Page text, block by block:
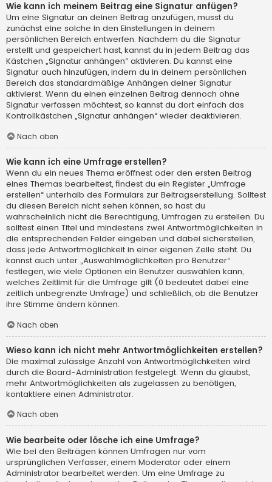
Wie kann ich meinem Beitrag eine Signatur anfügen?
Um eine Signatur an deinen Beitrag anzufügen, musst du
zunächst eine solche in den Einstellungen in deinem
persönlichen Bereich entwerfen. Nachdem du die Signatur
erstellt und gespeichert hast, kannst du in jedem Beitrag das
Kästchen „Signatur anhängen“ aktivieren. Du kannst eine
Signatur auch hinzufügen, indem du in deinem persönlichen
Bereich das standardmäßige Anhängen deiner Signatur
aktivierst. Wenn du einen einzelnen Beitrag dennoch ohne
Signatur verfassen möchtest, so kannst du dort einfach das
Kontrollkästchen „Signatur anhängen“ wieder deaktivieren.
Nach oben
Wie kann ich eine Umfrage erstellen?
Wenn du ein neues Thema eröffnest oder den ersten Beitrag
eines Themas bearbeitest, findest du ein Register „Umfrage
erstellen“ unterhalb des Formulars zur Beitragserstellung. Solltest
du diesen Bereich nicht sehen können, so hast du
wahrscheinlich nicht die Berechtigung, Umfragen zu erstellen. Du
solltest einen Titel und mindestens zwei Antwortmöglichkeiten in
die entsprechenden Felder eingeben und dabei sicherstellen,
dass jede Antwortmöglichkeit in einer eigenen Zeile steht. Du
kannst auch unter „Auswahlmöglichkeiten pro Benutzer“
festlegen, wie viele Optionen ein Benutzer auswählen kann,
welches Zeitlimit für die Umfrage gilt (0 bedeutet dabei eine
zeitlich unbegrenzte Umfrage) und schließlich, ob die Benutzer
ihre Stimme ändern können.
Nach oben
Wieso kann ich nicht mehr Antwortmöglichkeiten erstellen?
Die maximal zulässige Anzahl von Antwortmöglichkeiten wird
durch die Board-Administration festgelegt. Wenn du glaubst,
mehr Antwortmöglichkeiten als zugelassen zu benötigen,
kontaktiere einen Administrator.
Nach oben
Wie bearbeite oder lösche ich eine Umfrage?
Wie bei den Beiträgen können Umfragen nur vom
ursprünglichen Verfasser, einem Moderator oder einem
Administrator bearbeitet werden. Um eine Umfrage zu